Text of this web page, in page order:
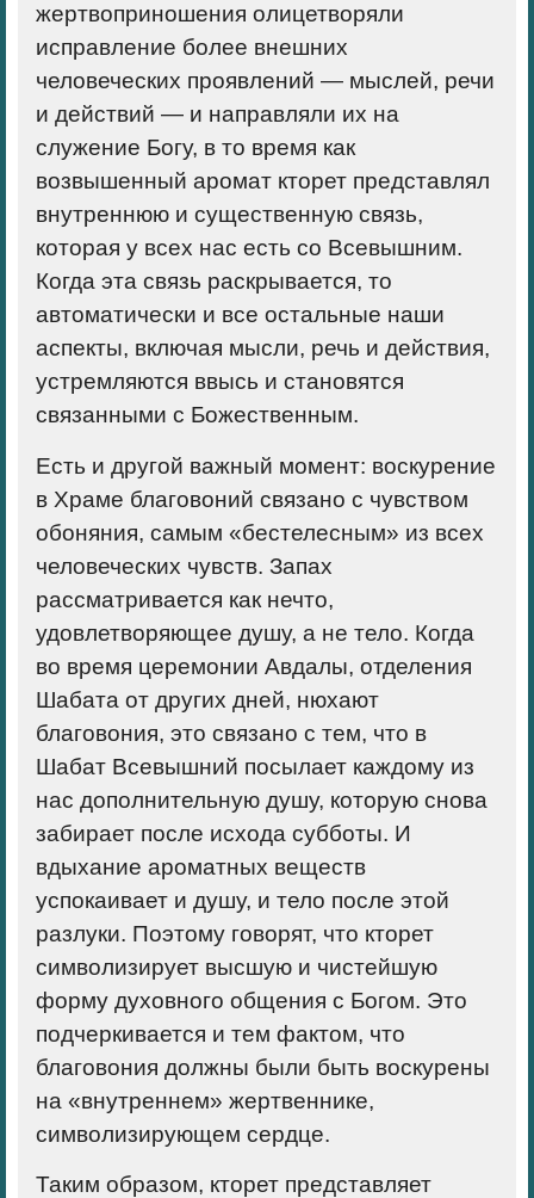
жертвоприношения олицетворяли
исправление более внешних
человеческих проявлений — мыслей, речи
и действий — и направляли их на
служение Богу, в то время как
возвышенный аромат кторет представлял
внутреннюю и существенную связь,
которая у всех нас есть со Всевышним.
Когда эта связь раскрывается, то
автоматически и все остальные наши
аспекты, включая мысли, речь и действия,
устремляются ввысь и становятся
связанными с Божественным.
Есть и другой важный момент: воскурение
в Храме благовоний связано с чувством
обоняния, самым «бестелесным» из всех
человеческих чувств. Запах
рассматривается как нечто,
удовлетворяющее душу, а не тело. Когда
во время церемонии Авдалы, отделения
Шабата от других дней, нюхают
благовония, это связано с тем, что в
Шабат Всевышний посылает каждому из
нас дополнительную душу, которую снова
забирает после исхода субботы. И
вдыхание ароматных веществ
успокаивает и душу, и тело после этой
разлуки. Поэтому говорят, что кторет
символизирует высшую и чистейшую
форму духовного общения с Богом. Это
подчеркивается и тем фактом, что
благовония должны были быть воскурены
на «внутреннем» жертвеннике,
символизирующем сердце.
Таким образом, кторет представляет